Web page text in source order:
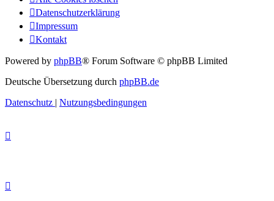
Datenschutzerklärung
Impressum
Kontakt
Powered by phpBB® Forum Software © phpBB Limited
Deutsche Übersetzung durch phpBB.de
Datenschutz | Nutzungsbedingungen